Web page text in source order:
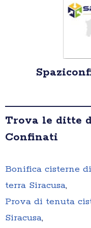
Trova le ditte
Confinati
Bonifica cisterne
terra Siracusa,
Prova di tenuta
Siracusa,